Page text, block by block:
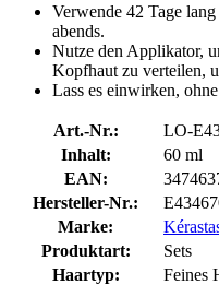
Verwende 42 Tage
abends.
Nutze den Applikator,
Kopfhaut zu verteilen,
Lass es einwirken,
Art.-Nr.:
LO-
Inhalt:
60 ml
EAN:
Hersteller-Nr.:
Marke:
Produktart:
Sets
Haartyp:
Feines